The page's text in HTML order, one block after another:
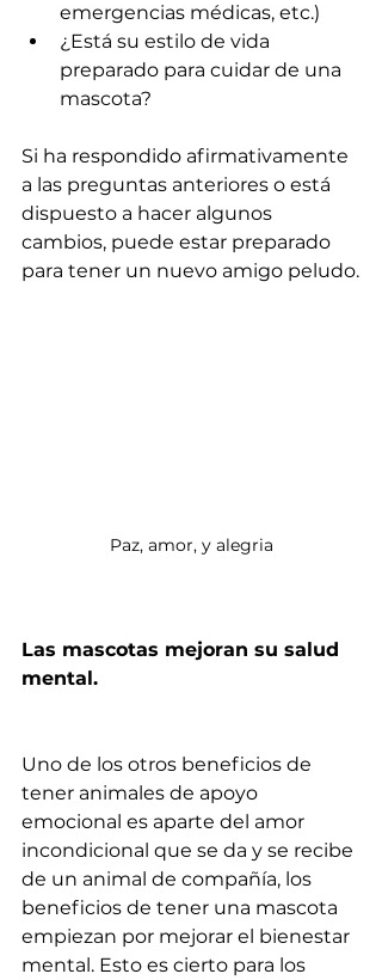
emergencias médicas, etc.)
¿Está su estilo de vida
preparado para cuidar de una
mascota?
Si ha respondido afirmativamente
a las preguntas anteriores o está
dispuesto a hacer algunos
cambios, puede estar preparado
para tener un nuevo amigo peludo.
Paz, amor, y alegria
Las mascotas mejoran su salud
mental.
Uno de los otros beneficios de
tener animales de apoyo
emocional es aparte del amor
incondicional que se da y se recibe
de un animal de compañía, los
beneficios de tener una mascota
empiezan por mejorar el bienestar
mental. Esto es cierto para los